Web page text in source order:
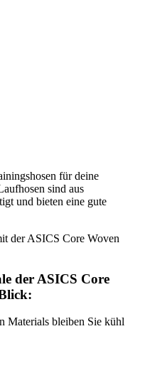
für deine
sind aus
und bieten eine gute
der ASICS Core Woven
der ASICS Core
Materials bleiben Sie kühl
für all Ihre kleinen